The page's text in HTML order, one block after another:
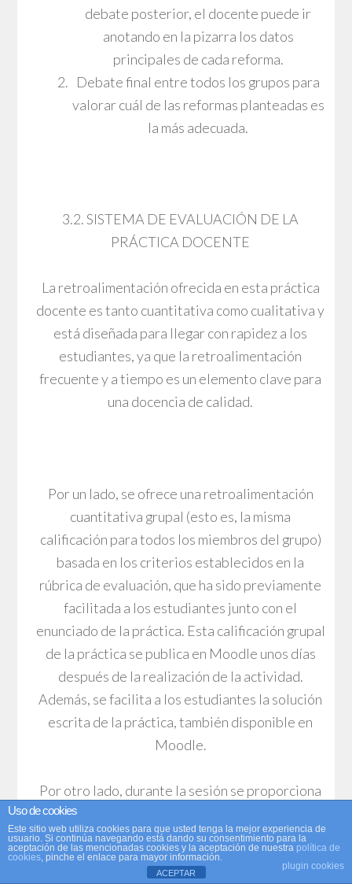
debate posterior, el docente puede ir
anotando en la pizarra los datos
principales de cada reforma.
Debate final entre todos los grupos para
valorar cuál de las reformas planteadas es
la más adecuada.
3.2. SISTEMA DE EVALUACIÓN DE LA
PRÁCTICA DOCENTE
La retroalimentación ofrecida en esta práctica
docente es tanto cuantitativa como cualitativa y
está diseñada para llegar con rapidez a los
estudiantes, ya que la retroalimentación
frecuente y a tiempo es un elemento clave para
una docencia de calidad.
Por un lado, se ofrece una retroalimentación
cuantitativa grupal (esto es, la misma
calificación para todos los miembros del grupo)
basada en los criterios establecidos en la
rúbrica de evaluación, que ha sido previamente
facilitada a los estudiantes junto con el
enunciado de la práctica. Esta calificación grupal
de la práctica se publica en Moodle unos días
después de la realización de la actividad.
Además, se facilita a los estudiantes la solución
escrita de la práctica, también disponible en
Moodle.
Por otro lado, durante la sesión se proporciona
retroalimentación oral colectiva y cualitativa a
los estudiantes, ya que se corrigen y comentan
los resultados de todas las reformas simuladas.
Uso de cookies
Este sitio web utiliza cookies para que usted tenga la mejor experiencia de
usuario. Si continúa navegando está dando su consentimiento para la
aceptación de las mencionadas cookies y la aceptación de nuestra política de
cookies, pinche el enlace para mayor información.
plugin cookies
ACEPTAR